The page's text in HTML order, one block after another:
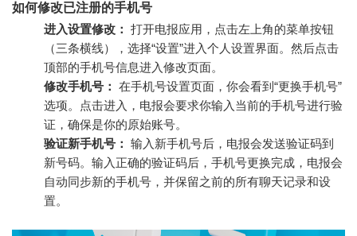
如何修改已注册的手机号
进入设置修改： 打开电报应用，点击左上角的菜单按钮
（三条横线），选择“设置”进入个人设置界面。然后点击
顶部的手机号信息进入修改页面。
修改手机号： 在手机号设置页面，你会看到“更换手机号”
选项。点击进入，电报会要求你输入当前的手机号进行验
证，确保是你的原始账号。
验证新手机号： 输入新手机号后，电报会发送验证码到
新号码。输入正确的验证码后，手机号更换完成，电报会
自动同步新的手机号，并保留之前的所有聊天记录和设
置。